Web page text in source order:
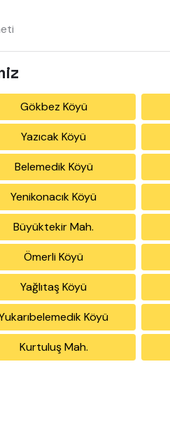
Gökbez Köyü
Yazıcak Köyü
Belemedik Köyü
Yenikonacık Köyü
Büyüktekir Mah.
Ömerli Köyü
Yağlıtaş Köyü
Köyü
Kurtuluş Mah.